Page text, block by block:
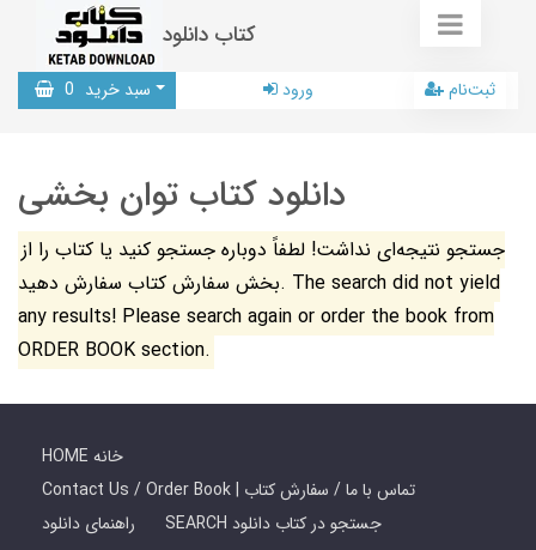
کتاب دانلود
سبد خرید 0 ورود ثبت‌نام
دانلود کتاب توان بخشی
جستجو نتیجه‌ای نداشت! لطفاً دوباره جستجو کنید یا کتاب را از
بخش سفارش کتاب سفارش دهید. The search did not yield
any results! Please search again or order the book from
ORDER BOOK section.
HOME خانه
Contact Us / Order Book | تماس با ما / سفارش کتاب
راهنمای دانلود
SEARCH جستجو در کتاب دانلود